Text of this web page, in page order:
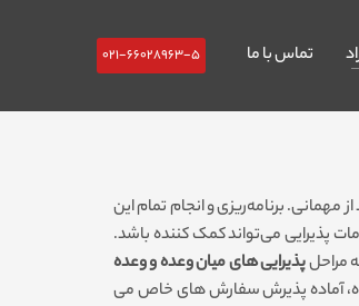
تماس با ما 021-66028963-5
مهمانی. برنامه‌­ریزی و انجام تمام این
پذیرایی می­‌تواند کمک کننده باشد.
مراحلپذیرایی های میان وعده و وعده
آماده پذیرش سفارش های خاص می